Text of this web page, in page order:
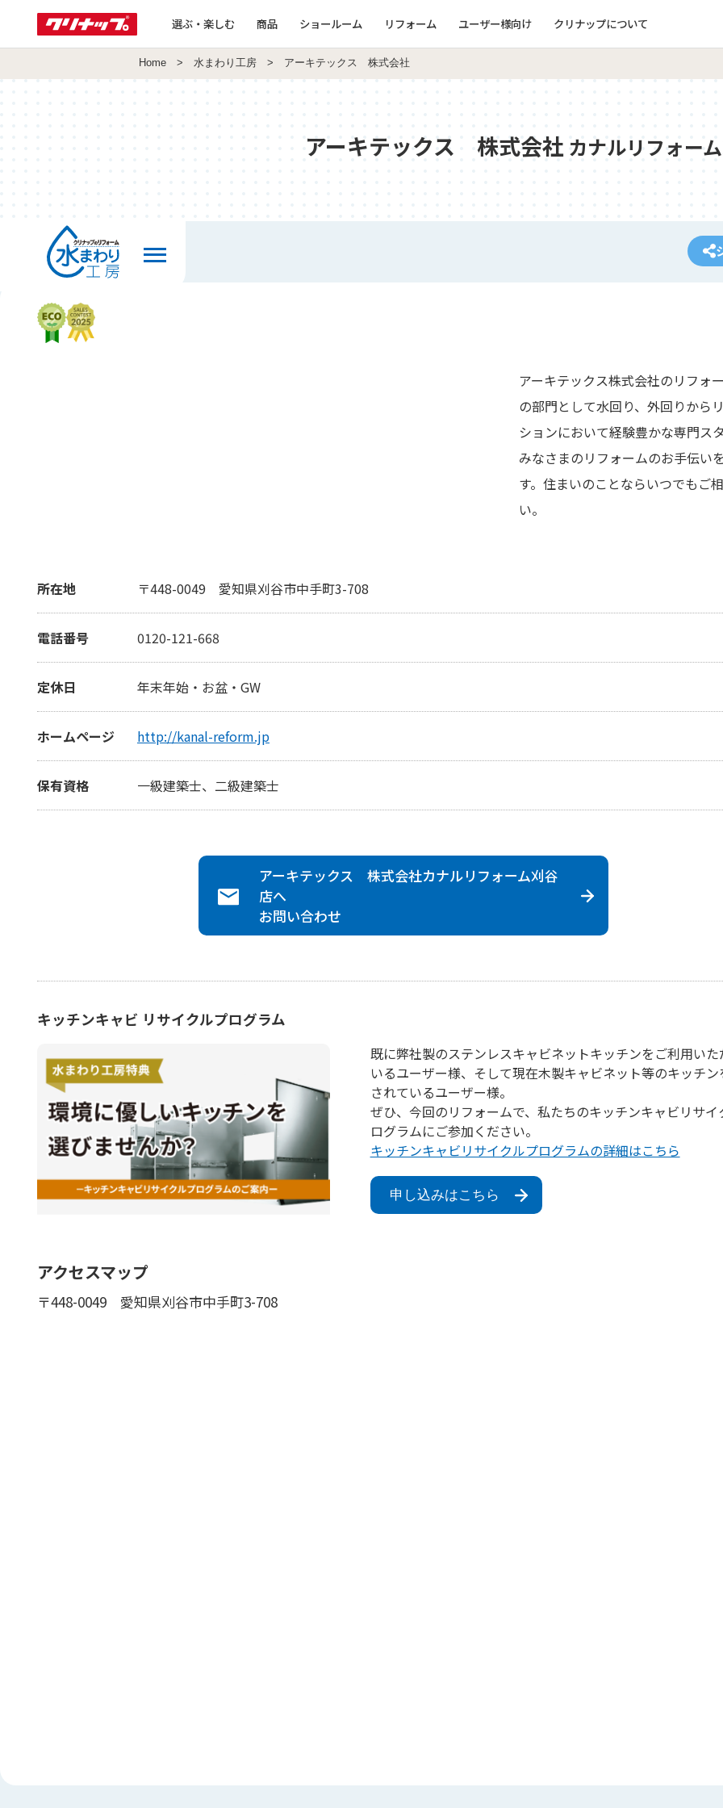
選ぶ・楽しむ 商品 ショールーム リフォーム ユーザー様向け クリナップについて
Home > 水まわり工房 > アーキテックス 株式会社
アーキテックス 株式会社 カナルリフォー
アーキテックス株式会社のリフォ
の部門として水回り、外回りから
ションにおいて経験豊かな専門ス
みなさまのリフォームのお手伝い
す。住まいのことならいつでもご
い。
所在地 〒448-0049 愛知県刈谷市中手町3-708
電話番号 0120-121-668
定休日 年末年始・お盆・GW
ホームページ http://kanal-reform.jp
保有資格 一級建築士、二級建築士
アーキテックス 株式会社カナルリフォーム刈谷
店へ
お問い合わせ
キッチンキャビ リサイクルプログラム
既に弊社製のステンレスキャビネットキッチンをご利用いた
いるユーザー様、そして現在木製キャビネット等のキッチン
されているユーザー様。
ぜひ、今回のリフォームで、私たちのキッチンキャビリサイ
ログラムにご参加ください。
キッチンキャビリサイクルプログラムの詳細はこちら
申し込みはこちら
アクセスマップ
〒448-0049 愛知県刈谷市中手町3-708